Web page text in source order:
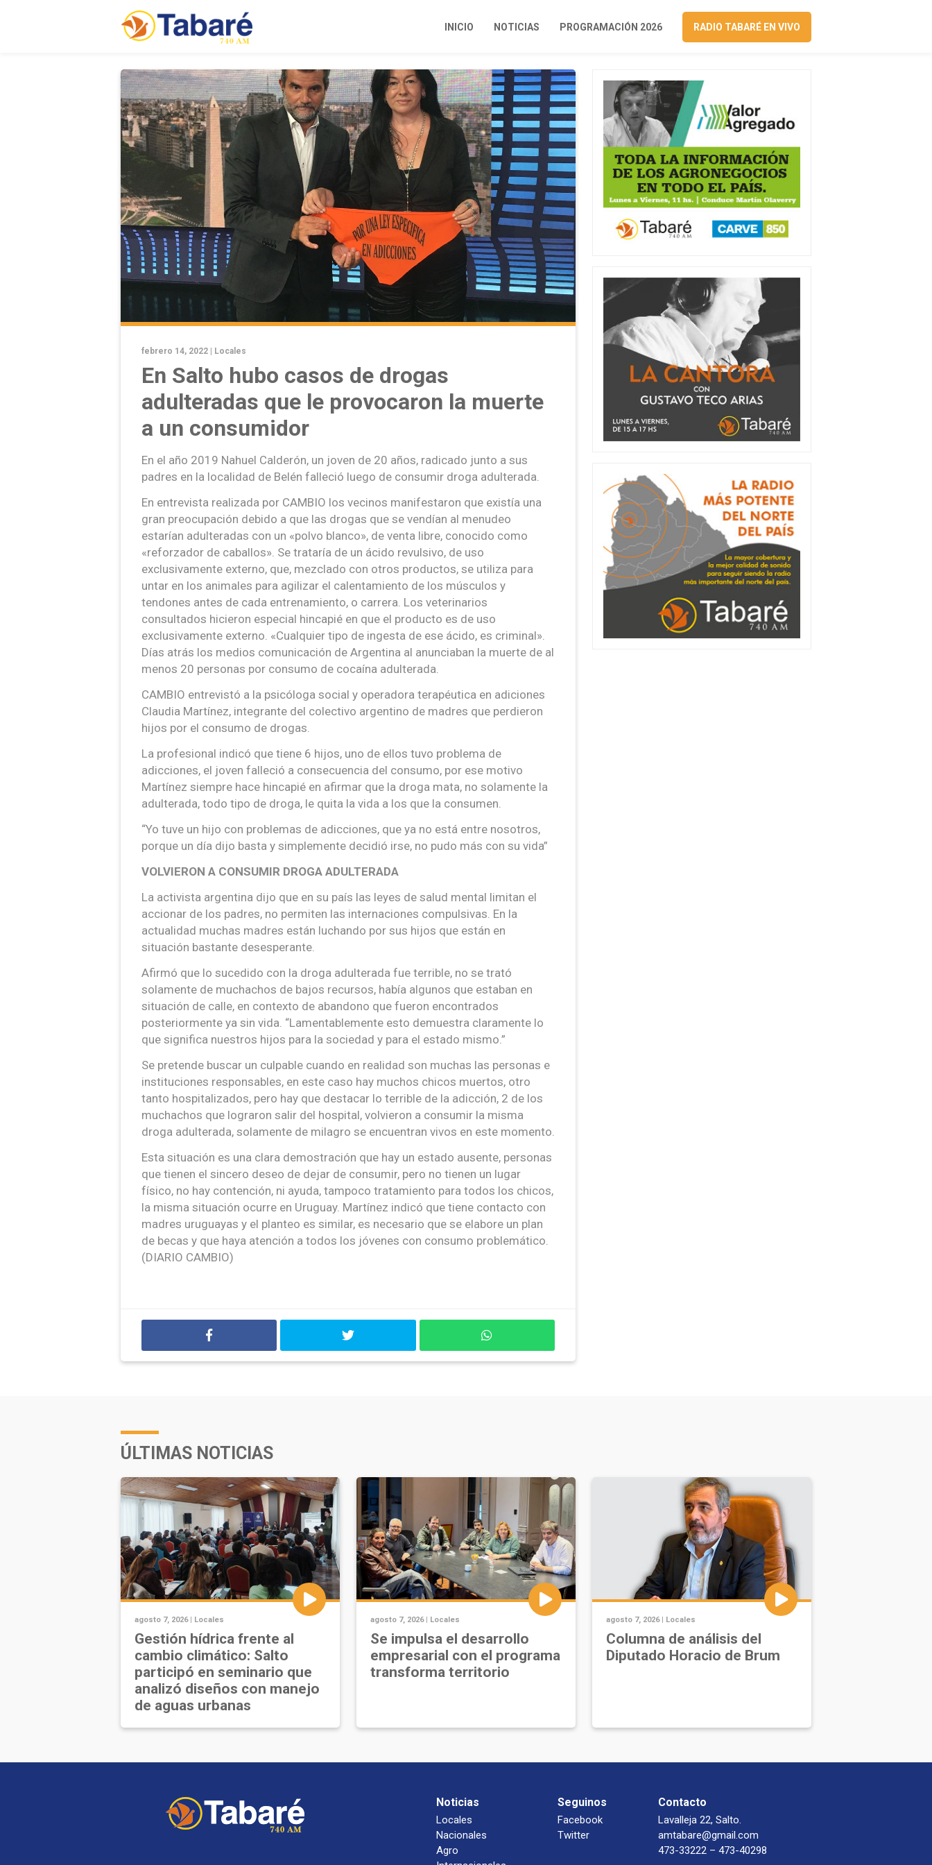
INICIO NOTICIAS PROGRAMACIÓN 2026 RADIO TABARÉ EN VIVO
febrero 14, 2022 | Locales
En Salto hubo casos de drogas
adulteradas que le provocaron la muerte
a un consumidor
En el año 2019 Nahuel Calderón, un joven de 20 años, radicado junto a sus
padres en la localidad de Belén falleció luego de consumir droga adulterada.
En entrevista realizada por CAMBIO los vecinos manifestaron que existía una
gran preocupación debido a que las drogas que se vendían al menudeo
estarían adulteradas con un «polvo blanco», de venta libre, conocido como
«reforzador de caballos». Se trataría de un ácido revulsivo, de uso
exclusivamente externo, que, mezclado con otros productos, se utiliza para
untar en los animales para agilizar el calentamiento de los músculos y
tendones antes de cada entrenamiento, o carrera. Los veterinarios
consultados hicieron especial hincapié en que el producto es de uso
exclusivamente externo. «Cualquier tipo de ingesta de ese ácido, es criminal».
Días atrás los medios comunicación de Argentina al anunciaban la muerte de al
menos 20 personas por consumo de cocaína adulterada.
CAMBIO entrevistó a la psicóloga social y operadora terapéutica en adiciones
Claudia Martínez, integrante del colectivo argentino de madres que perdieron
hijos por el consumo de drogas.
La profesional indicó que tiene 6 hijos, uno de ellos tuvo problema de
adicciones, el joven falleció a consecuencia del consumo, por ese motivo
Martínez siempre hace hincapié en afirmar que la droga mata, no solamente la
adulterada, todo tipo de droga, le quita la vida a los que la consumen.
“Yo tuve un hijo con problemas de adicciones, que ya no está entre nosotros,
porque un día dijo basta y simplemente decidió irse, no pudo más con su vida”
VOLVIERON A CONSUMIR DROGA ADULTERADA
La activista argentina dijo que en su país las leyes de salud mental limitan el
accionar de los padres, no permiten las internaciones compulsivas. En la
actualidad muchas madres están luchando por sus hijos que están en
situación bastante desesperante.
Afirmó que lo sucedido con la droga adulterada fue terrible, no se trató
solamente de muchachos de bajos recursos, había algunos que estaban en
situación de calle, en contexto de abandono que fueron encontrados
posteriormente ya sin vida. “Lamentablemente esto demuestra claramente lo
que significa nuestros hijos para la sociedad y para el estado mismo.”
Se pretende buscar un culpable cuando en realidad son muchas las personas e
instituciones responsables, en este caso hay muchos chicos muertos, otro
tanto hospitalizados, pero hay que destacar lo terrible de la adicción, 2 de los
muchachos que lograron salir del hospital, volvieron a consumir la misma
droga adulterada, solamente de milagro se encuentran vivos en este momento.
Esta situación es una clara demostración que hay un estado ausente, personas
que tienen el sincero deseo de dejar de consumir, pero no tienen un lugar
físico, no hay contención, ni ayuda, tampoco tratamiento para todos los chicos,
la misma situación ocurre en Uruguay. Martínez indicó que tiene contacto con
madres uruguayas y el planteo es similar, es necesario que se elabore un plan
de becas y que haya atención a todos los jóvenes con consumo problemático.
(DIARIO CAMBIO)
ÚLTIMAS NOTICIAS
agosto 7, 2026 | Locales
Gestión hídrica frente al
cambio climático: Salto
participó en seminario que
analizó diseños con manejo
de aguas urbanas
agosto 7, 2026 | Locales
Se impulsa el desarrollo
empresarial con el programa
transforma territorio
agosto 7, 2026 | Locales
Columna de análisis del
Diputado Horacio de Brum
Noticias
Locales
Nacionales
Agro
Seguinos
Facebook
Twitter
Contacto
Lavalleja 22, Salto.
amtabare@gmail.com
473-33222 – 473-40298